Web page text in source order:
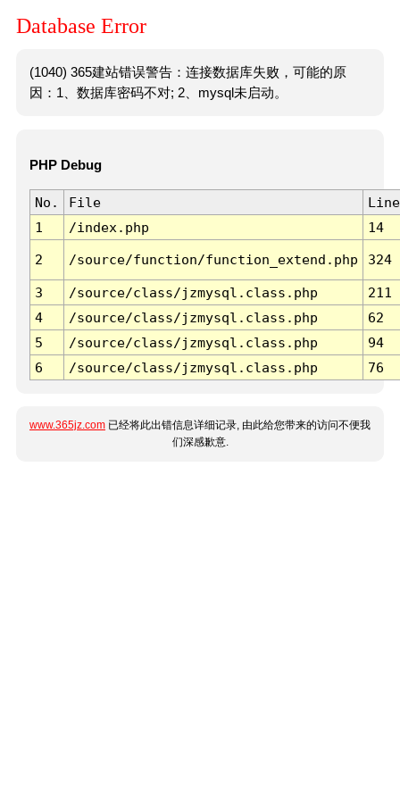
Database Error
(1040) 365建站错误警告：连接数据库失败，可能的原
因：1、数据库密码不对; 2、mysql未启动。
PHP Debug
No. File
Line
1
/index.php 14
2 /source/function/function_extend.php 324
3 /source/class/jzmysql.class.php
211
4
/source/class/jzmysql.class.php
62
5
/source/class/jzmysql.class.php
94
6
/source/class/jzmysql.class.php 76
www.365jz.com 已经将此出错信息详细记录, 由此给您带来的访问不便我
们深感歉意.